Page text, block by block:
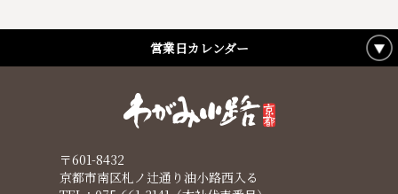
営業日カレンダー
〒601-8432
京都市南区札ノ辻通り油小路西入る